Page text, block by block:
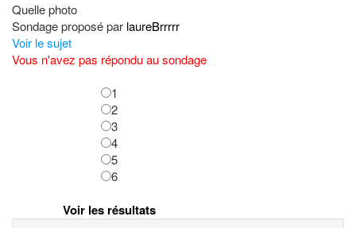
Quelle photo
Sondage proposé par laureBrrrrr
Voir le sujet
Vous n'avez pas répondu au sondage
1
2
3
4
5
6
Voir les résultats